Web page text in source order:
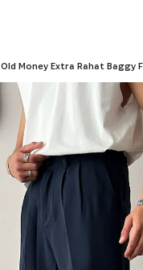
Old Money Extra Rahat